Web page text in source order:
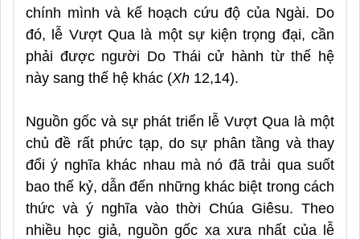
chính mình và kế hoạch cứu độ của Ngài. Do
đó, lễ Vượt Qua là một sự kiện trọng đại, cần
phải được người Do Thái cử hành từ thế hệ
này sang thế hệ khác (Xh 12,14).
Nguồn gốc và sự phát triển lễ Vượt Qua là một
chủ đề rất phức tạp, do sự phân tầng và thay
đổi ý nghĩa khác nhau mà nó đã trải qua suốt
bao thế kỷ, dẫn đến những khác biệt trong cách
thức và ý nghĩa vào thời Chúa Giêsu. Theo
nhiều học giả, nguồn gốc xa xưa nhất của lễ